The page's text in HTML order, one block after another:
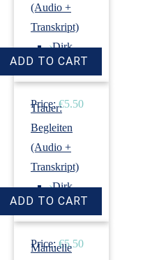
(Audio +
Transkript)
›Dirk
Revenstorf
Price: €5.50
Trauer:
Begleiten
(Audio +
Transkript)
›Dirk
Revenstorf
Price: €5.50
Manuelle